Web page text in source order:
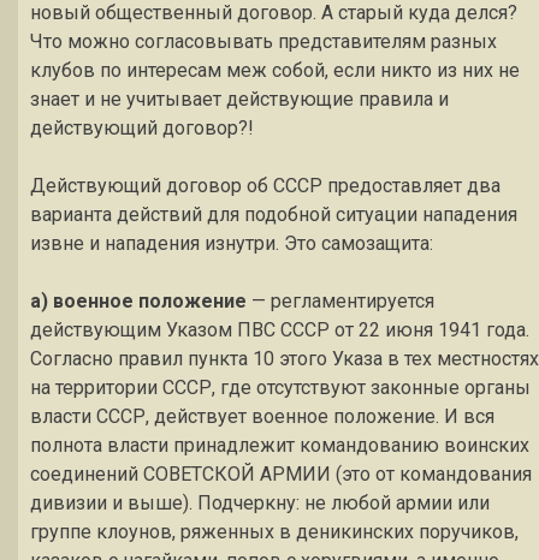
новый общественный договор. А старый куда делся?
Что можно согласовывать представителям разных
клубов по интересам меж собой, если никто из них не
знает и не учитывает действующие правила и
действующий договор?!
Действующий договор об СССР предоставляет два
варианта действий для подобной ситуации нападения
извне и нападения изнутри. Это самозащита:
а) военное положение — регламентируется
действующим Указом ПВС СССР от 22 июня 1941 года.
Согласно правил пункта 10 этого Указа в тех местностях
на территории СССР, где отсутствуют законные органы
власти СССР, действует военное положение. И вся
полнота власти принадлежит командованию воинских
соединений СОВЕТСКОЙ АРМИИ (это от командования
дивизии и выше). Подчеркну: не любой армии или
группе клоунов, ряженных в деникинских поручиков,